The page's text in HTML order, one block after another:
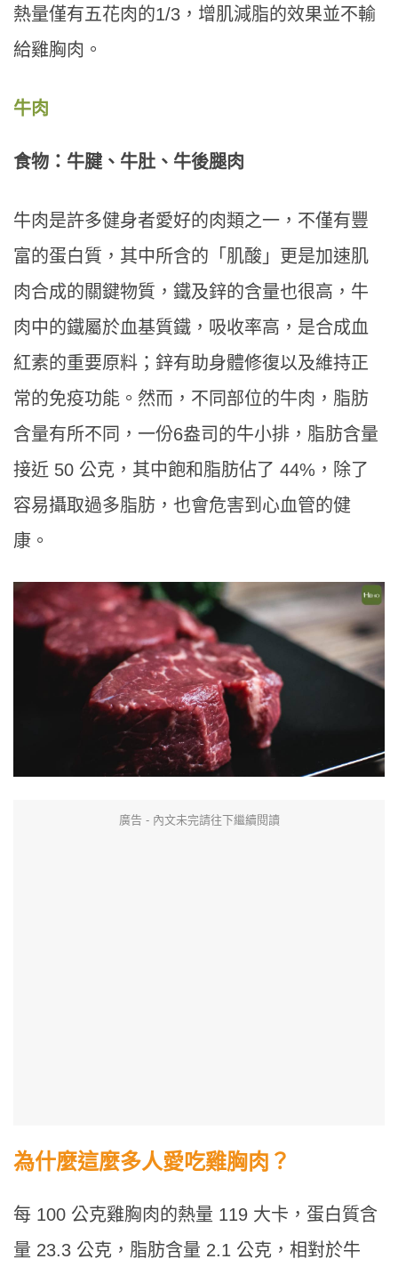
熱量僅有五花肉的1/3，增肌減脂的效果並不輸
給雞胸肉。
牛肉
食物：牛腱、牛肚、牛後腿肉
牛肉是許多健身者愛好的肉類之一，不僅有豐
富的蛋白質，其中所含的「肌酸」更是加速肌
肉合成的關鍵物質，鐵及鋅的含量也很高，牛
肉中的鐵屬於血基質鐵，吸收率高，是合成血
紅素的重要原料；鋅有助身體修復以及維持正
常的免疫功能。然而，不同部位的牛肉，脂肪
含量有所不同，一份6盎司的牛小排，脂肪含量
接近 50 公克，其中飽和脂肪佔了 44%，除了
容易攝取過多脂肪，也會危害到心血管的健
康。
廣告 - 內文未完請往下繼續閱讀
為什麼這麼多人愛吃雞胸肉？
每 100 公克雞胸肉的熱量 119 大卡，蛋白質含
量 23.3 公克，脂肪含量 2.1 公克，相對於牛